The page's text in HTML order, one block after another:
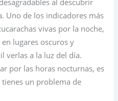
Uno de los indicadores más
vivas por la noche,
lugares oscuros y
verlas a la luz del día.
por las horas nocturnas, es
un problema de